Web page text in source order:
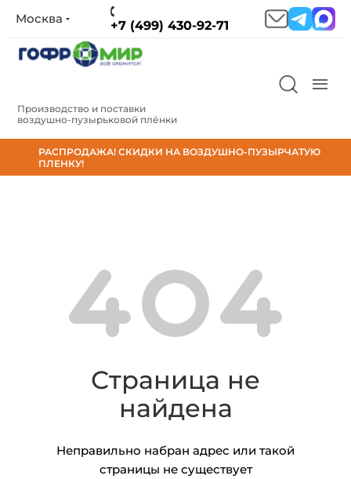
Москва +7 (499) 430-92-71
Производство и поставки
воздушно‑пузырьковой плёнки
РАСПРОДАЖА! СКИДКИ НА ВОЗДУШНО-ПУЗЫРЧАТУЮ
ПЛЕНКУ!
Страница не
найдена
Неправильно набран адрес или такой
страницы не существует